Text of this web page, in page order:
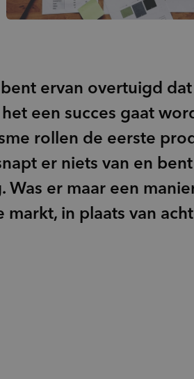
ervan overtuigd
een succes gaat
rollen de eerste
er niets van en
er maar een
in plaats van